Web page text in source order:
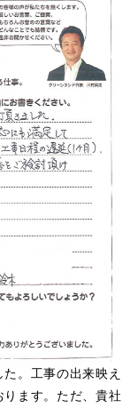
。工事の出来映え
ます。ただ、貴社